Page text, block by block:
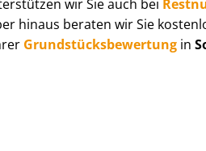
wir Sie auch bei
hinaus beraten wir Sie
Grund­stücks­be­wer­tung in